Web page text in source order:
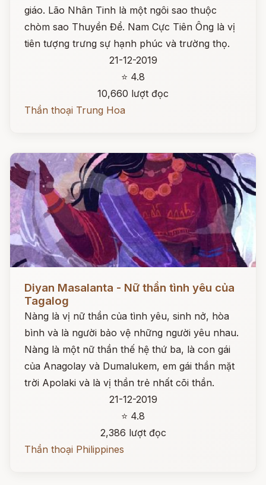
giáo. Lão Nhân Tinh là một ngôi sao thuộc
chòm sao Thuyền Để. Nam Cực Tiên Ông là vị
tiên tượng trưng sự hạnh phúc và trường thọ.
21-12-2019
⭐ 4.8
10,660 lượt đọc
Thần thoại Trung Hoa
Diyan Masalanta - Nữ thần tình yêu của
Tagalog
Nàng là vị nữ thần của tình yêu, sinh nở, hòa
bình và là người bảo vệ những người yêu nhau.
Nàng là một nữ thần thế hệ thứ ba, là con gái
của Anagolay và Dumalukem, em gái thần mặt
trời Apolaki và là vị thần trẻ nhất cõi thần.
21-12-2019
⭐ 4.8
2,386 lượt đọc
Thần thoại Philippines